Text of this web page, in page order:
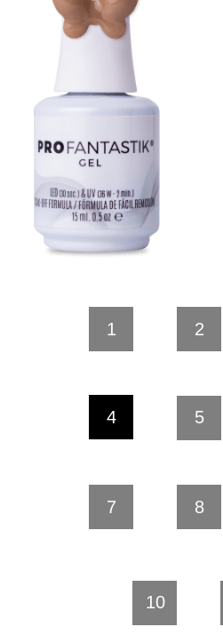
1 2
4 5
7 8
10